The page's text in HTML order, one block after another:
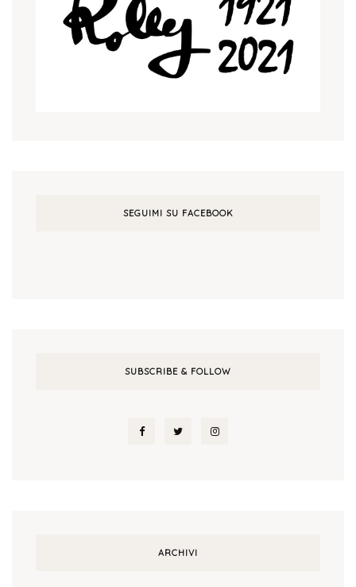
SEGUIMI SU FACEBOOK
SUBSCRIBE & FOLLOW
ARCHIVI